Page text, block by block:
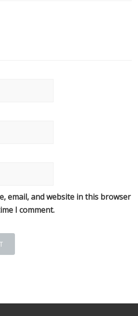
email, and website in this browser
I comment.